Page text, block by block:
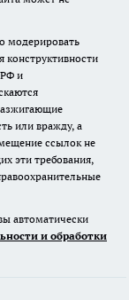
модерировать
конструктивности
РФ и
или вражду, а
ссылок не
эти требования,
автоматически
и обработки